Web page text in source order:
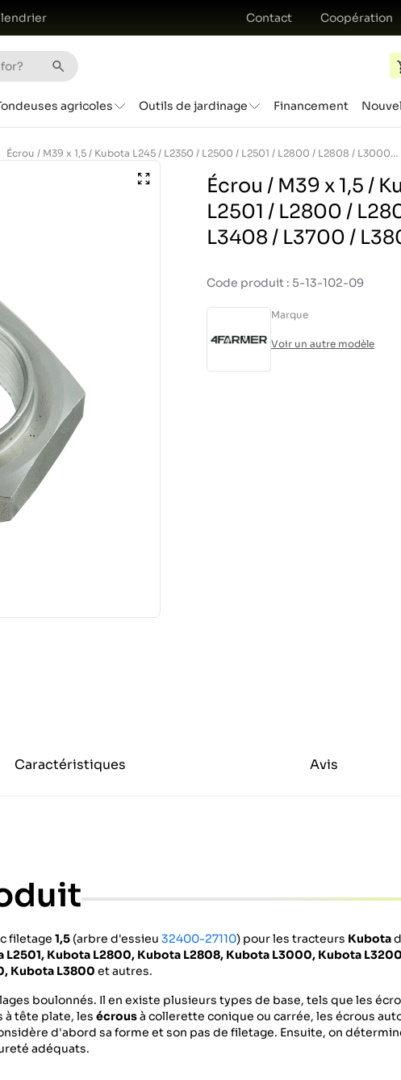
Contact Coopération
agricoles Outils de jardinage Financement
Écrou / M39 x 1,5 / Kubota L245 / L2350 / L2500 / L2501 / L2800 / L2808 / L3000 / L3200 / L3400 / L3408 / L3700 / L3800
Écrou / M39 x 1,5 /
L2501 / L2800 /
L3408 / L3700 /
Code produit : 5-13-102-09
Marque
Voir un autre modèle
Caractéristiques Avis
filetage 1,5 (arbre d'essieu 32400-27110) pour les tracteurs Kubota
L2501, Kubota L2800, Kubota L2808, Kubota L3000, Kubota
Kubota L3800 et autres.
boulonnés. Il en existe plusieurs types de base, tels que les
à tête plate, les écrousà collerette conique ou carrée, les écrous
d'abord sa forme et son pas de filetage. Ensuite, on
adéquats.